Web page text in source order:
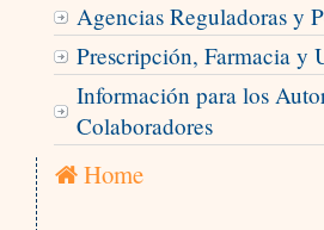
Agencias Reguladoras y
Prescripción, Farmacia y
Información para los
Colaboradores
Home